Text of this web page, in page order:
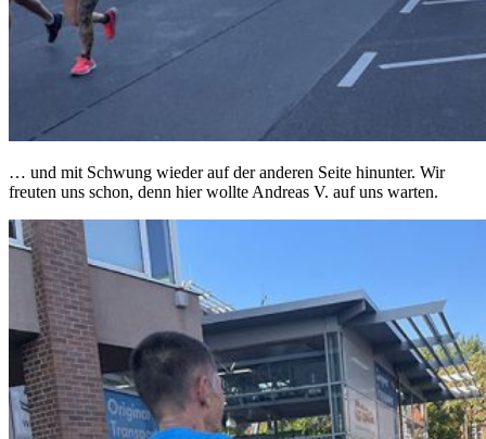
… und mit Schwung wieder auf der anderen Seite hinunter. Wir
freuten uns schon, denn hier wollte Andreas V. auf uns warten.